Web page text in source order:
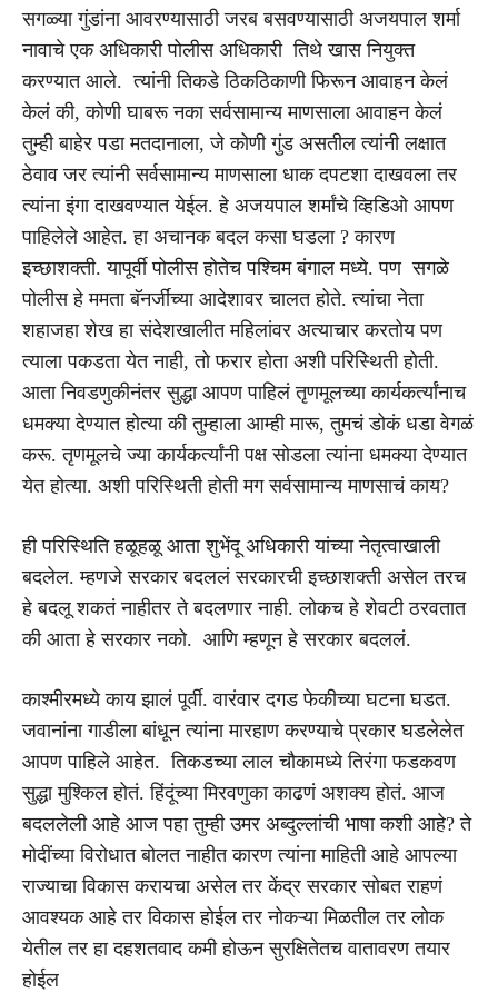
सगळ्या गुंडांना आवरण्यासाठी जरब बसवण्यासाठी अजयपाल शर्मा
नावाचे एक अधिकारी पोलीस अधिकारी तिथे खास नियुक्त
करण्यात आले. त्यांनी तिकडे ठिकठिकाणी फिरून आवाहन केलं
केलं की, कोणी घाबरू नका सर्वसामान्य माणसाला आवाहन केलं
तुम्ही बाहेर पडा मतदानाला, जे कोणी गुंड असतील त्यांनी लक्षात
ठेवाव जर त्यांनी सर्वसामान्य माणसाला धाक दपटशा दाखवला तर
त्यांना इंगा दाखवण्यात येईल. हे अजयपाल शर्मांचे व्हिडिओ आपण
पाहिलेले आहेत. हा अचानक बदल कसा घडला ? कारण
इच्छाशक्ती. यापूर्वी पोलीस होतेच पश्चिम बंगाल मध्ये. पण सगळे
पोलीस हे ममता बॅनर्जींच्या आदेशावर चालत होते. त्यांचा नेता
शहाजहा शेख हा संदेशखालीत महिलांवर अत्याचार करतोय पण
त्याला पकडता येत नाही, तो फरार होता अशी परिस्थिती होती.
आता निवडणुकीनंतर सुद्धा आपण पाहिलं तृणमूलच्या कार्यकर्त्यांनाच
धमक्या देण्यात होत्या की तुम्हाला आम्ही मारू, तुमचं डोकं धडा वेगळं
करू. तृणमूलचे ज्या कार्यकर्त्यांनी पक्ष सोडला त्यांना धमक्या देण्यात
येत होत्या. अशी परिस्थिती होती मग सर्वसामान्य माणसाचं काय?
ही परिस्थिति हळूहळू आता शुभेंदू अधिकारी यांच्या नेतृत्वाखाली
बदलेल. म्हणजे सरकार बदललं सरकारची इच्छाशक्ती असेल तरच
हे बदलू शकतं नाहीतर ते बदलणार नाही. लोकच हे शेवटी ठरवतात
की आता हे सरकार नको. आणि म्हणून हे सरकार बदललं.
काश्मीरमध्ये काय झालं पूर्वी. वारंवार दगड फेकीच्या घटना घडत.
जवानांना गाडीला बांधून त्यांना मारहाण करण्याचे प्रकार घडलेलेत
आपण पाहिले आहेत. तिकडच्या लाल चौकामध्ये तिरंगा फडकवण
सुद्धा मुश्किल होतं. हिंदूंच्या मिरवणुका काढणं अशक्य होतं. आज
बदललेली आहे आज पहा तुम्ही उमर अब्दुल्लांची भाषा कशी आहे? ते
मोदींच्या विरोधात बोलत नाहीत कारण त्यांना माहिती आहे आपल्या
राज्याचा विकास करायचा असेल तर केंद्र सरकार सोबत राहणं
आवश्यक आहे तर विकास होईल तर नोकऱ्या मिळतील तर लोक
येतील तर हा दहशतवाद कमी होऊन सुरक्षितेतच वातावरण तयार
होईल